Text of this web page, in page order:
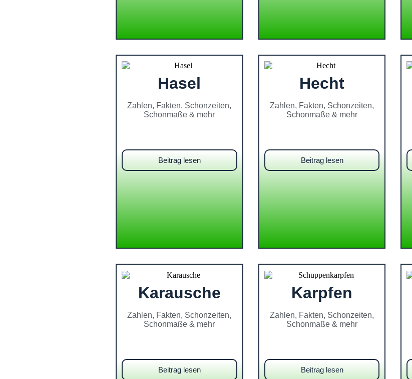
Hasel
Zahlen, Fakten, Schonzeiten,
Schonmaße & mehr
Beitrag lesen
Hecht
Zahlen, Fakten, Schonzeiten,
Schonmaße & mehr
Beitrag lesen
Karausche
Zahlen, Fakten, Schonzeiten,
Schonmaße & mehr
Beitrag lesen
Karpfen
Zahlen, Fakten, Schonzeiten,
Schonmaße & mehr
Beitrag lesen